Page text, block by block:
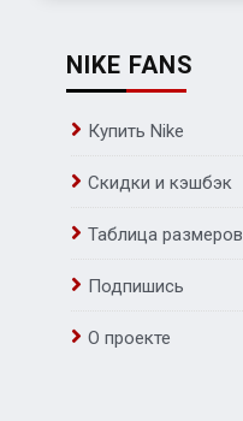
NIKE FANS
Купить Nike
Скидки и кэшбэк
Таблица размеров
Подпишись
О проекте